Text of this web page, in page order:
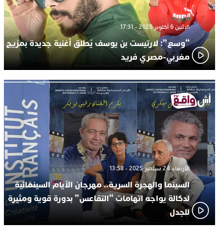
الإثنين 6 أكتوبر 2025 - 17:31
“وسع”: لارتيست بن يوسف يُطلق أغنية جديدة بمزيج
مغربي-مصري فريد
الأربعاء 24 سبتمبر 2025 - 13:58
السينما والهجرة السرية.. مهرجان الأيام السينمائية
لدكالة يواجه اتهامات “التقاعس” بدورة قوية ومثيرة
للجدل